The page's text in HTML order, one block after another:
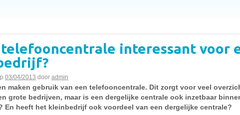
telefooncentrale interessant voor
03/04/2013 door admin
maken gebruik van een telefooncentrale. Dit zorgt voor veel
grote bedrijven, maar is een dergelijke centrale ook inzetbaar
En heeft het kleinbedrijf ook voordeel van een dergelijke centrale?